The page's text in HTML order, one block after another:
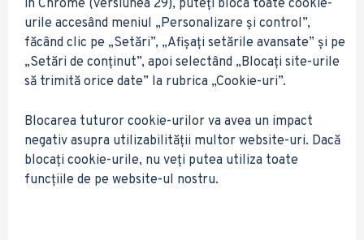
în Chrome (versiunea 29), puteți bloca toate cookie-
urile accesând meniul „Personalizare și control”,
făcând clic pe „Setări”, „Afișați setările avansate” și pe
„Setări de conținut”, apoi selectând „Blocați site-urile
să trimită orice date” la rubrica „Cookie-uri”.
Blocarea tuturor cookie-urilor va avea un impact
negativ asupra utilizabilității multor website-uri. Dacă
blocați cookie-urile, nu veți putea utiliza toate
funcțiile de pe website-ul nostru.